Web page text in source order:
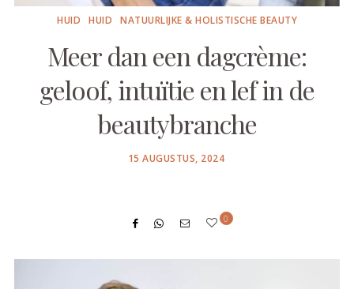
HUID HUID NATUURLIJKE & HOLISTISCHE BEAUTY
Meer dan een dagcrème:
geloof, intuïtie en lef in de
beautybranche
POSTED
15 AUGUSTUS, 2024
0